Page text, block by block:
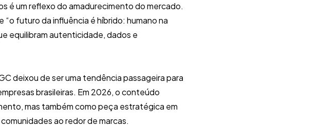
é um reflexo do amadurecimento do mercado.
“o futuro da influência é híbrido: humano na
equilibram autenticidade, dados e
deixou de ser uma tendência passageira para
brasileiras. Em 2026, o conteúdo
mas também como peça estratégica em
ao redor de marcas.